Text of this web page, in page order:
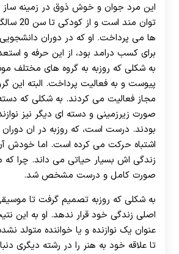
این مرد جوان و خوش ذوق در زمینه ساز
توان مند
ها می پرداخت. او که در دوران
برای کسب درامد بود، از این حرفه و
به شکلی که روزبه به گروه های مختلف
پیوست و به فعالیت پرداخت. البته این
مجاز فعالیت می کردند. به شکلی که
صورت زیرزمینی و دسته ای دیگر نیز
بودند. درست است، که روزبه در ان
اشتباه حرکت می کرده است. اما خودش
زندگی اش بسیار حیاتی می داند. چرا که
صورت کامل و درست مشخص شد.
به شکلی که روزبه تصمیم گرفت تا
اصلی زندگی خود قرار ندهد. او به این
عنوان یک نوازنده و یا خواننده متولد
تا علاقه خود به هنر را در رشته دیگری